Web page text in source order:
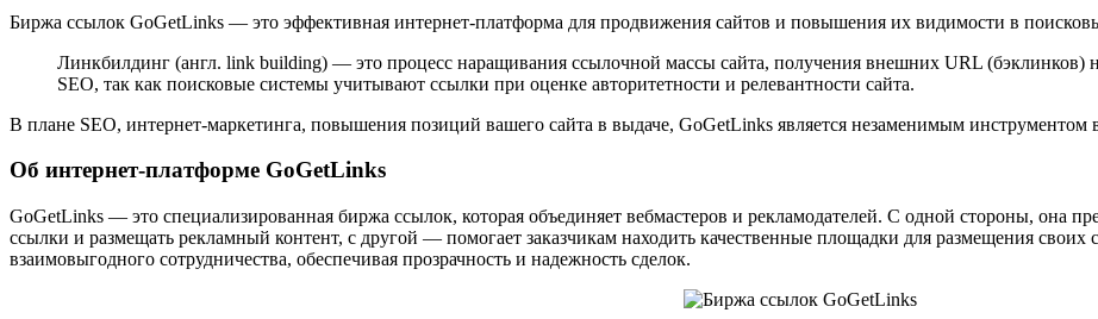
Биржа ссылок GoGetLinks — это эффективная интернет-платформа для продвижения сайтов и повышения их видимости в
Линкбилдинг (англ. link building) — это процесс наращивания ссылочной массы сайта, получения внешних URL (бэклинков)
SEO, так как поисковые системы учитывают ссылки при оценке авторитетности и релевантности сайта.
В плане SEO, интернет-маркетинга, повышения позиций вашего сайта в выдаче, GoGetLinks является незаменимым инструментом
Об интернет-платформе GoGetLinks
GoGetLinks — это специализированная биржа ссылок, которая объединяет вебмастеров и рекламодателей. С одной стороны, она
ссылки и размещать рекламный контент, с другой — помогает заказчикам находить качественные площадки для размещения
взаимовыгодного сотрудничества, обеспечивая прозрачность и надежность сделок.